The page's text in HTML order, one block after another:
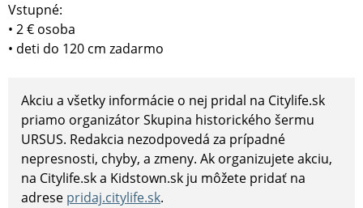
Vstupné:
• 2 € osoba
• deti do 120 cm zadarmo
Akciu a všetky informácie o nej pridal na Citylife.sk
priamo organizátor Skupina historického šermu
URSUS. Redakcia nezodpovedá za prípadné
nepresnosti, chyby, a zmeny. Ak organizujete akciu,
na Citylife.sk a Kidstown.sk ju môžete pridať na
adrese pridaj.citylife.sk.